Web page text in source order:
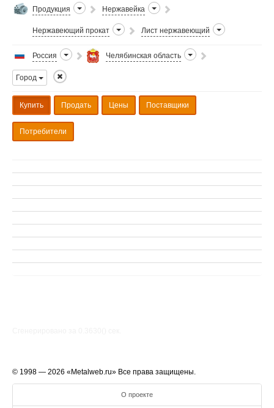
Продукция Нержавейка
Нержавеющий прокат Лист нержавеющий
Россия Челябинская область
Город
Купить Продать Цены Поставщики
Потребители
© 1998 — 2026 «Metalweb.ru» Все права защищены.
О проекте